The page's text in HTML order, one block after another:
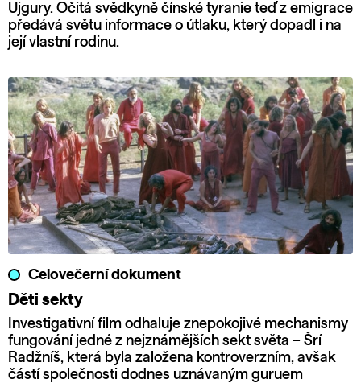
Ujgury. Očitá svědkyně čínské tyranie teď z emigrace
předává světu informace o útlaku, který dopadl i na
její vlastní rodinu.
Celovečerní dokument
Děti sekty
Investigativní film odhaluje znepokojivé mechanismy
fungování jedné z nejznámějších sekt světa – Šrí
Radžníš, která byla založena kontroverzním, avšak
částí společnosti dodnes uznávaným guruem